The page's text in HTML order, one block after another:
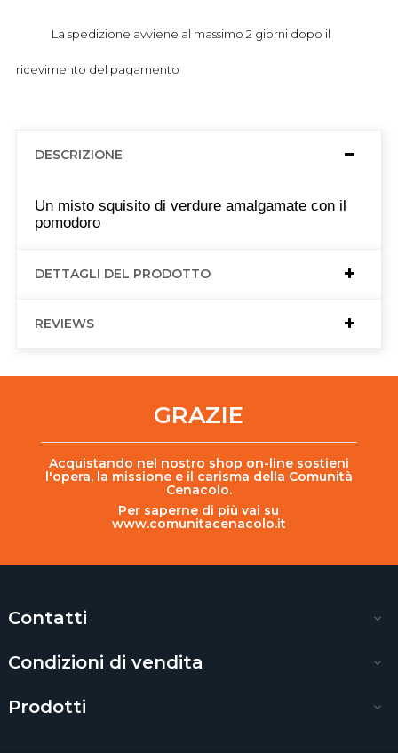
La spedizione avviene al massimo 2 giorni dopo il
ricevimento del pagamento
DESCRIZIONE
Un misto squisito di verdure amalgamate con il
pomodoro
DETTAGLI DEL PRODOTTO
REVIEWS
GRAZIE
Acquistando nel nostro shop on-line sostieni
l'opera, la missione e il carisma della Comunità
Cenacolo.
Per saperne di più vai su
www.comunitacenacolo.it
Contatti 
Condizioni di vendita 
Prodotti 